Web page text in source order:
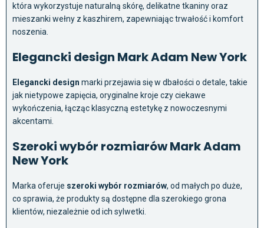
która wykorzystuje naturalną skórę, delikatne tkaniny oraz
mieszanki wełny z kaszhirem, zapewniając trwałość i komfort
noszenia.
Elegancki design Mark Adam New York
Elegancki design marki przejawia się w dbałości o detale, takie
jak nietypowe zapięcia, oryginalne kroje czy ciekawe
wykończenia, łącząc klasyczną estetykę z nowoczesnymi
akcentami.
Szeroki wybór rozmiarów Mark Adam
New York
Marka oferuje szeroki wybór rozmiarów, od małych po duże,
co sprawia, że produkty są dostępne dla szerokiego grona
klientów, niezależnie od ich sylwetki.